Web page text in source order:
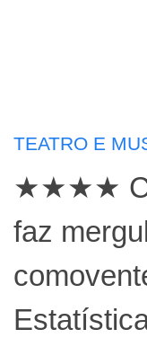
TEATRO E
★★★★
faz